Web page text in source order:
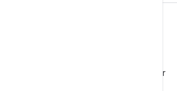
Segui @GooglePlayBiz per